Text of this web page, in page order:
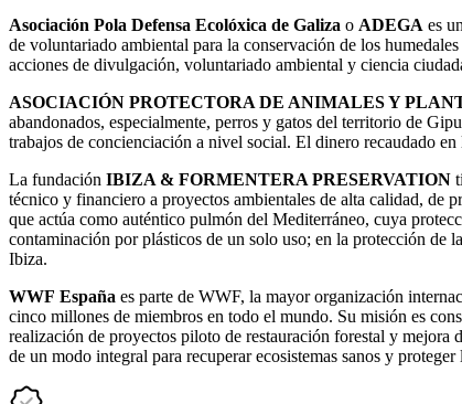
Asociación Pola Defensa Ecolóxica de Galiza o ADEGA es
de voluntariado ambiental para la conservación de los
acciones de divulgación, voluntariado ambiental y ciencia
ASOCIACIÓN PROTECTORA DE ANIMALES Y
abandonados, especialmente, perros y gatos del territorio de
trabajos de concienciación a nivel social. El dinero recaudado
La fundación IBIZA & FORMENTERA PRESERVATION
técnico y financiero a proyectos ambientales de alta calidad, de
que actúa como auténtico pulmón del Mediterráneo, cuya
contaminación por plásticos de un solo uso; en la protección de
Ibiza.
WWF España es parte de WWF, la mayor organización
cinco millones de miembros en todo el mundo. Su misión es
realización de proyectos piloto de restauración forestal y mejora
de un modo integral para recuperar ecosistemas sanos y proteger